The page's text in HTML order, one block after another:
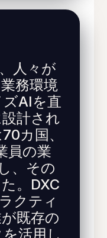
人々が
務環境
AIを直
計され
カ国、
員の業
、その
。DXC
クティ
既存の
活用し